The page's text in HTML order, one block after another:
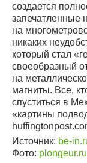
создается
запечатленные
на
никаких
который стал
своеобразный
на
магниты. Все,
спуститься в
«картины
Источник: be-
Фото: plongeur.ru